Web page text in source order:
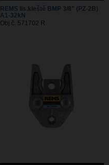
REMS lis.kleště BMP 3/8" (PZ-2B)
A1-32kN
Obj.č. 571702 R